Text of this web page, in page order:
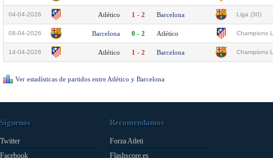
04-04-2026 Atlético 1 - 2 Barcelona Liga (30)
08-04-2026 Barcelona 0 - 2 Atlético Champions
14-04-2026 Atlético 1 - 2 Barcelona Champions
Ver estadísticas de partidos entre Atlético y Barcelona
Síguenos
Twitter
Facebook
Recomendamos
Forza Atleti
Flashscore.es